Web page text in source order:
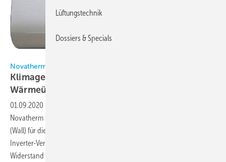
Novatherm
Klimageräte nun mit R 32 und speziellem
Wärmeübertrager
01.09.2020
Novatherm für das Kältemittel R 32 werden mit Innengeräten SMG_W
(Wall) für die Wandmontage kombiniert. Das Außengerät ist mit
Inverter-Verdichter, elektronischem Ventil und einem elektrischen
Widerstand ausgestattet, um einen
Lüftungstechnik
Dossiers & Specials